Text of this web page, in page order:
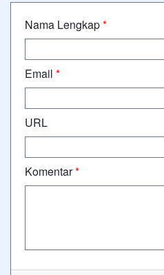
Nama Lengkap*
Email *
URL
Komentar*